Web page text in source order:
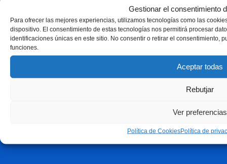
Gestionar el consentimiento
Para ofrecer las mejores experiencias, utilizamos tecnologías como las
dispositivo. El consentimiento de estas tecnologías nos permitirá procesar
identificaciones únicas en este sitio. No consentir o retirar el consentimiento,
funciones.
Aceptar todas
Rebutjar
Ver preferencias
Política de CookiesPolítica de